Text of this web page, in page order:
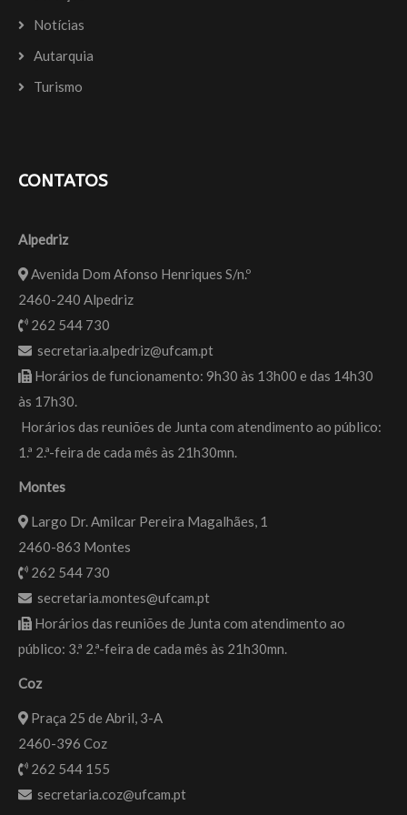
Notícias
Autarquia
Turismo
CONTATOS
Alpedriz
Avenida Dom Afonso Henriques S/n.º
2460-240 Alpedriz
262 544 730
secretaria.alpedriz@ufcam.pt
Horários de funcionamento: 9h30 às 13h00 e das 14h30
às 17h30.
Horários das reuniões de Junta com atendimento ao público:
1.ª 2.ª-feira de cada mês às 21h30mn.
Montes
Largo Dr. Amilcar Pereira Magalhães, 1
2460-863 Montes
262 544 730
secretaria.montes@ufcam.pt
Horários das reuniões de Junta com atendimento ao
público: 3.ª 2.ª-feira de cada mês às 21h30mn.
Coz
Praça 25 de Abril, 3-A
2460-396 Coz
262 544 155
secretaria.coz@ufcam.pt